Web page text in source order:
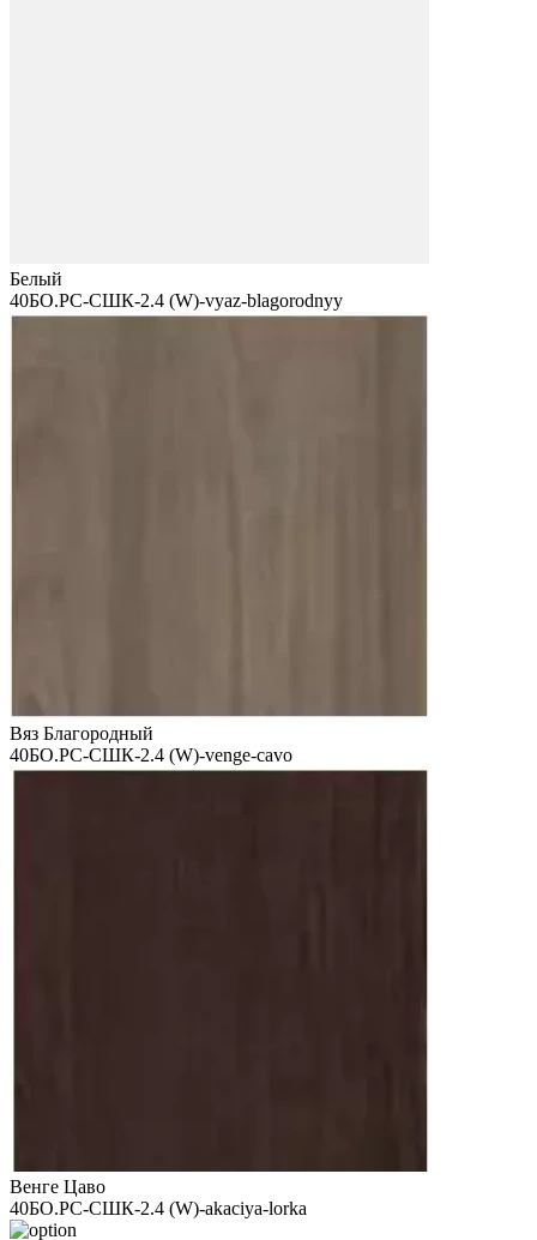
Белый
40БО.РС-СШК-2.4 (W)-vyaz-blagorodnyy
Вяз Благородный
40БО.РС-СШК-2.4 (W)-venge-cavo
Венге Цаво
40БО.РС-СШК-2.4 (W)-akaciya-lorka